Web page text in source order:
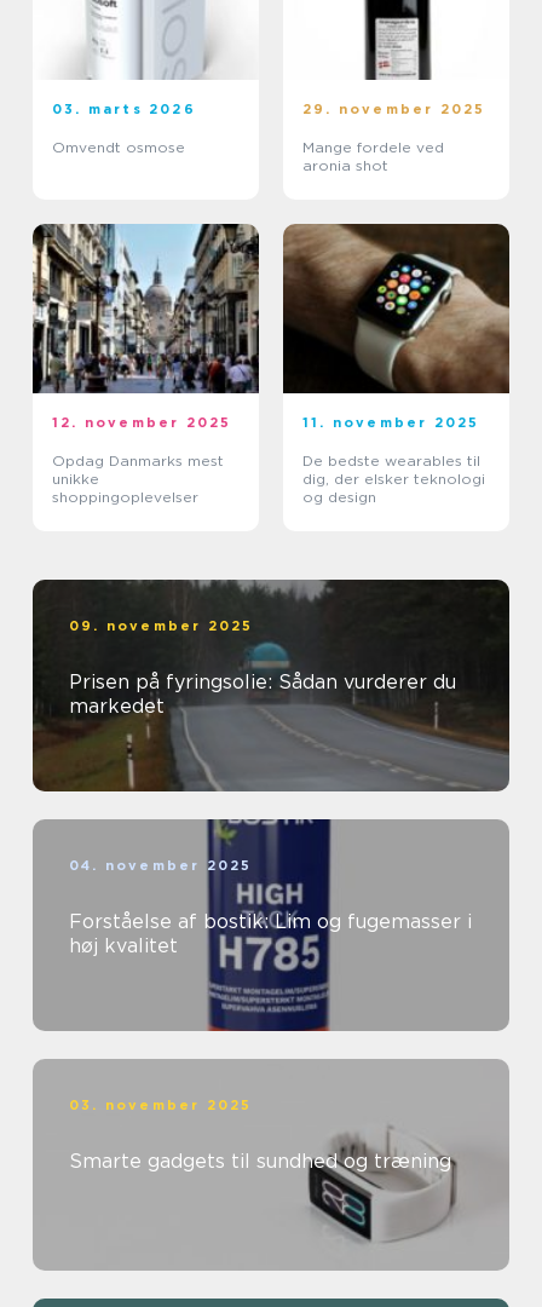
03. marts 2026
Omvendt osmose
29. november 2025
Mange fordele ved
aronia shot
12. november 2025
Opdag Danmarks mest
unikke
shoppingoplevelser
11. november 2025
De bedste wearables til
dig, der elsker teknologi
og design
09. november 2025
Prisen på fyringsolie: Sådan vurderer du
markedet
04. november 2025
Forståelse af bostik: Lim og fugemasser i
høj kvalitet
03. november 2025
Smarte gadgets til sundhed og træning